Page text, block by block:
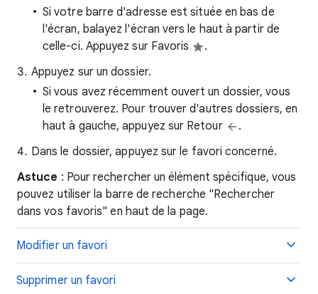
Si votre barre d'adresse est située en bas de
l'écran, balayez l'écran vers le haut à partir de
celle-ci. Appuyez sur Favoris
.
Appuyez sur un dossier.
Si vous avez récemment ouvert un dossier, vous
le retrouverez. Pour trouver d'autres dossiers, en
haut à gauche, appuyez sur Retour
.
Dans le dossier, appuyez sur le favori concerné.
Astuce : Pour rechercher un élément spécifique, vous
pouvez utiliser la barre de recherche "Rechercher
dans vos favoris" en haut de la page.
Modifier un favori
Supprimer un favori